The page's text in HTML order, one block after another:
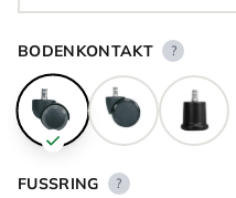
BODENKONTAKT ?
FUSSRING ?